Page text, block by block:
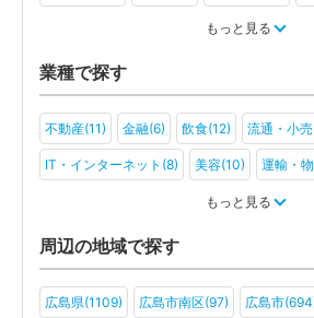
もっと見る
業種で探す
不動産(11) 金融(6) 飲食(12) 流通・小
IT・インターネット(8) 美容(10) 運輸・
旅行・ホテル(7)
アミューズメント・レジャー(5)
その他(2)
もっと見る
周辺の地域で探す
広島県(1109) 広島市南区(97) 広島市